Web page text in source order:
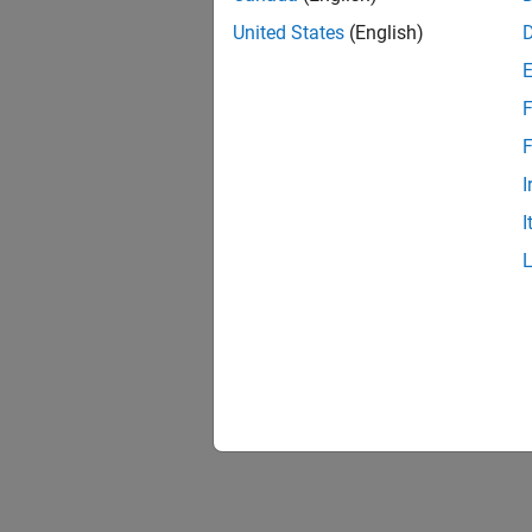
United States (English)